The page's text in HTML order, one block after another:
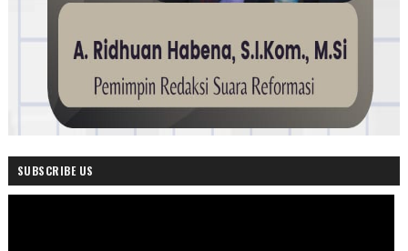
SUBSCRIBE US